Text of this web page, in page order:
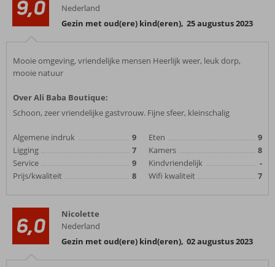
9,0
Nederland
Gezin met oud(ere) kind(eren), 25 augustus 2023
Mooie omgeving, vriendelijke mensen Heerlijk weer, leuk dorp,
mooie natuur
Over Ali Baba Boutique:
Schoon, zeer vriendelijke gastvrouw. Fijne sfeer, kleinschalig
Algemene indruk
9
Ligging
7
Service
9
Prijs/kwaliteit
8
Eten
9
Kamers
8
Kindvriendelijk
-
Wifi kwaliteit
7
6,0
Nicolette
Nederland
Gezin met oud(ere) kind(eren), 02 augustus 2023